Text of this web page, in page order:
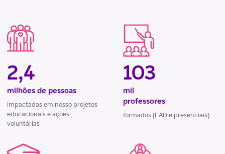
2,4
milhões de pessoas
impactadas em nosso projetos
educacionais e ações
voluntárias
103
mil
professores
formados (EAD e presenciais)